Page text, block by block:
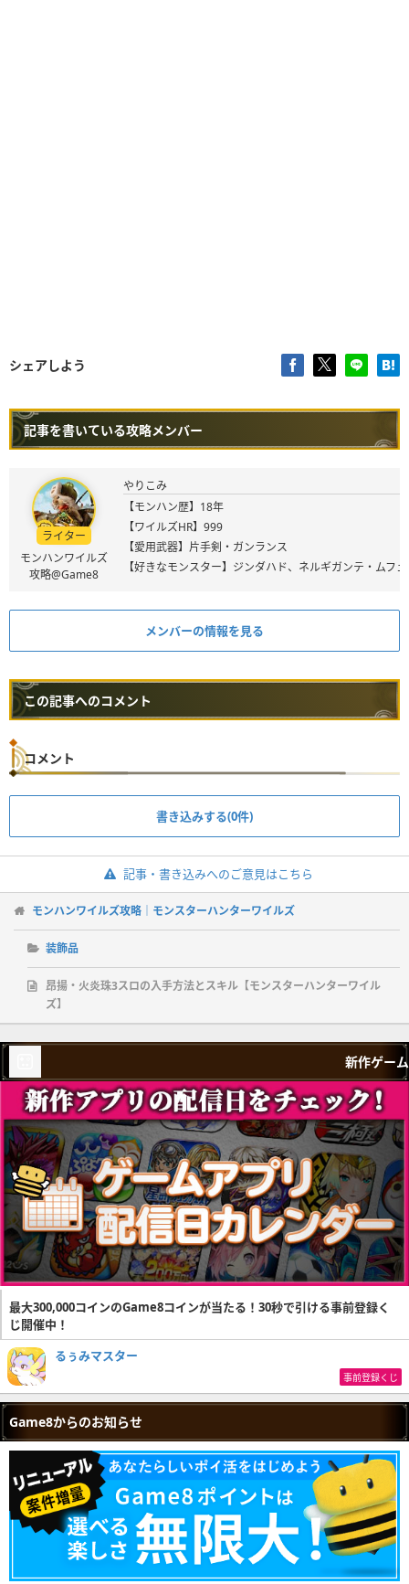
シェアしよう
記事を書いている攻略メンバー
ライター
モンハンワイルズ
攻略@Game8
やりこみ
【モンハン歴】18年
【ワイルズHR】999
【愛用武器】片手剣・ガンランス
【好きなモンスター】ジンダハド、ネルギガンテ・ムフ
メンバーの情報を見る
この記事へのコメント
コメント
書き込みする(0件)
記事・書き込みへのご意見はこちら
モンハンワイルズ攻略｜モンスターハンターワイルズ
装飾品
昂揚・火炎珠3スロの入手方法とスキル【モンスターハンターワイル
ズ】
新作ゲーム
最大300,000コインのGame8コインが当たる！30秒で引ける事前登録く
じ開催中！
るぅみマスター
事前登録くじ
Game8からのお知らせ